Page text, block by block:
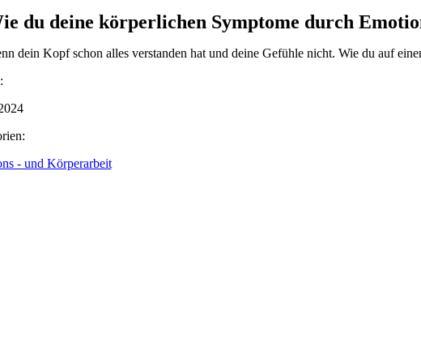
du deine körperlichen Symptome durch
dein Kopf schon alles verstanden hat und deine Gefühle nicht. Wie du auf
- und Körperarbeit